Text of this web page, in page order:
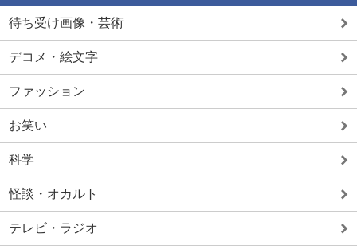
待ち受け画像・芸術
デコメ・絵文字
ファッション
お笑い
科学
怪談・オカルト
テレビ・ラジオ